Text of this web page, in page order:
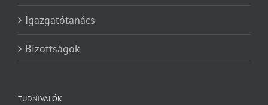
Igazgatótanács
Bizottságok
TUDNIVALÓK